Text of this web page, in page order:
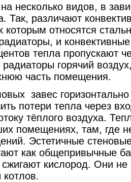
несколько видов, в
Так, различают
которым относятся
и конвективные
тепла пропускают
горячий
часть помещения.
завес
потери тепла через
тёплого воздуха.
помещениях, там, где
Эстетичные
как общепривычные
сжигают кислород. Они